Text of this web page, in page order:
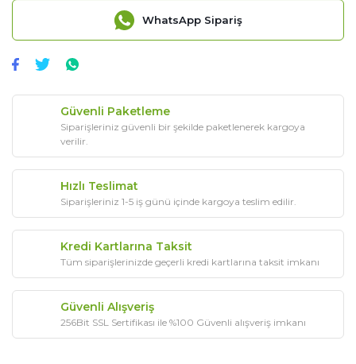
WhatsApp Sipariş
Güvenli Paketleme
Siparişleriniz güvenli bir şekilde paketlenerek kargoya
verilir.
Hızlı Teslimat
Siparişleriniz 1-5 iş günü içinde kargoya teslim edilir.
Kredi Kartlarına Taksit
Tüm siparişlerinizde geçerli kredi kartlarına taksit imkanı
Güvenli Alışveriş
256Bit SSL Sertifikası ile %100 Güvenli alışveriş imkanı